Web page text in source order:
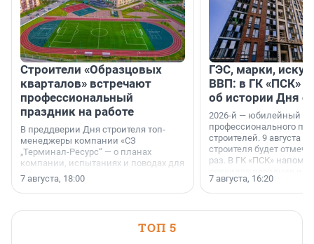
Строители «Образцовых
кварталов» встречают
профессиональный
праздник на работе
В преддверии Дня строителя топ-
менеджеры компании «СЗ
„Терминал-Ресурс“ — о планах
компании, испытаниях и поводах для
осторожного оптимизма.
7 августа, 18:00
ГЭС, марки,
ВВП: в ГК «ПСК»
об истории Дня
2026-й — юбилейный
профессионального
строителей. 9 августа
строителя будет
раз. В ГК «ПСК»
поменялась роль
7 августа, 16:20
ТОП 5